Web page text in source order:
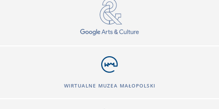
WIRTUALNE MUZEA MAŁOPOLSKI